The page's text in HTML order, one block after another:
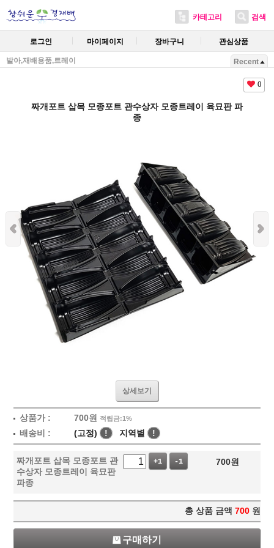
카테고리 검색
로그인 마이페이지 장바구니 관심상품
발아,재배용품,트레이 Recent
0
짜개포트 삽목 모종포트 관수상자 모종트레이 육묘판 파
종
상세보기
상품가 : 700원 적립금:1%
배송비 : (고정) ! 지역별 !
짜개포트 삽목 모종포트 관
수상자 모종트레이 육묘판
파종
+1 -1 700원
총 상품 금액 700 원
구매하기